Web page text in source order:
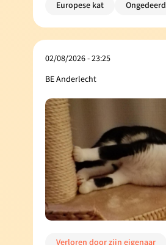
Europese kat Ongedeerd
02/08/2026 - 23:25
BE Anderlecht
Verloren door zijn eigenaar